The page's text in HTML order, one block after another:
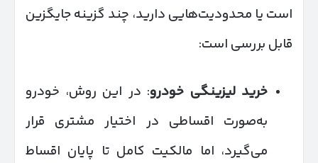
است یا محدودیت‌هایی دارید، چند گزینه جایگزین
قابل بررسی است:
خرید لیزینگی خودرو: در این روش، خودرو
به‌صورت اقساطی در اختیار مشتری قرار
می‌گیرد، اما مالکیت کامل تا پایان اقساط